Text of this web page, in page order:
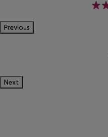
4
Previous
Next